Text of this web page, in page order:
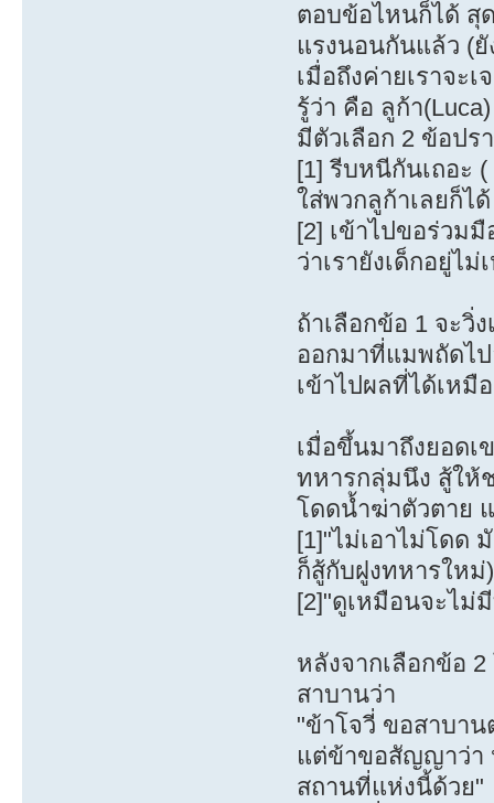
ตอบข้อไหนก็ได้ สุ
แรงนอนกันแล้ว (
เมื่อถึงค่ายเราจะ
รู้ว่า คือ ลูก้า
มีตัวเลือก 2 ข้อปร
[1] รีบหนีกันเถอะ (
ใส่พวกลูก้าเลยก็
[2] เข้าไปขอร่วม
ว่าเรายังเด็กอยู่ไ
ถ้าเลือกข้อ 1 จะวิ่
ออกมาที่แมพถัดไ
เข้าไปผลที่ได้เหมื
เมื่อขึ้นมาถึงยอดเ
ทหารกลุ่มนึง สู้ให้
โดดน้ำฆ่าตัวตาย
[1]"ไม่เอาไม่โดด
ก็สู้กับฝูงทหารใหม่)
[2]"ดูเหมือนจะไม่
หลังจากเลือกข้อ
สาบานว่า
"ข้าโจวี่ ขอสาบา
แต่ข้าขอสัญญาว่า
สถานที่แห่งนี้ด้วย"